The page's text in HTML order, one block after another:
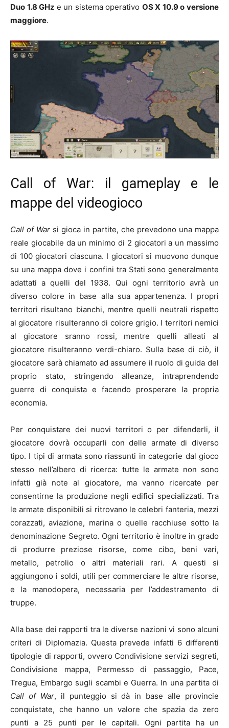
Duo 1.8 GHz e un sistema operativo OS X 10.9 o versione
maggiore.
Call of War: il gameplay e le
mappe del videogioco
Call of War si gioca in partite, che prevedono una mappa
reale giocabile da un minimo di 2 giocatori a un massimo
di 100 giocatori ciascuna. I giocatori si muovono dunque
su una mappa dove i confini tra Stati sono generalmente
adattati a quelli del 1938. Qui ogni territorio avrà un
diverso colore in base alla sua appartenenza. I propri
territori risultano bianchi, mentre quelli neutrali rispetto
al giocatore risulteranno di colore grigio. I territori nemici
al giocatore sranno rossi, mentre quelli alleati al
giocatore risulteranno verdi-chiaro. Sulla base di ciò, il
giocatore sarà chiamato ad assumere il ruolo di guida del
proprio stato, stringendo alleanze, intraprendendo
guerre di conquista e facendo prosperare la propria
economia.
Per conquistare dei nuovi territori o per difenderli, il
giocatore dovrà occuparli con delle armate di diverso
tipo. I tipi di armata sono riassunti in categorie dal gioco
stesso nell’albero di ricerca: tutte le armate non sono
infatti già note al giocatore, ma vanno ricercate per
consentirne la produzione negli edifici specializzati. Tra
le armate disponibili si ritrovano le celebri fanteria, mezzi
corazzati, aviazione, marina o quelle racchiuse sotto la
denominazione Segreto. Ogni territorio è inoltre in grado
di produrre preziose risorse, come cibo, beni vari,
metallo, petrolio o altri materiali rari. A questi si
aggiungono i soldi, utili per commerciare le altre risorse,
e la manodopera, necessaria per l’addestramento di
truppe.
Alla base dei rapporti tra le diverse nazioni vi sono alcuni
criteri di Diplomazia. Questa prevede infatti 6 differenti
tipologie di rapporti, ovvero Condivisione servizi segreti,
Condivisione mappa, Permesso di passaggio, Pace,
Tregua, Embargo sugli scambi e Guerra. In una partita di
Call of War, il punteggio si dà in base alle provincie
conquistate, che hanno un valore che spazia da zero
punti a 25 punti per le capitali. Ogni partita ha un